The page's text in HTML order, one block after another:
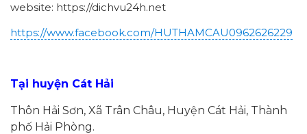
website: https://dichvu24h.net
https://www.facebook.com/HUTHAMCAU0962626229
Tại huyện Cát Hải
Thôn Hải Sơn, Xã Trân Châu, Huyện Cát Hải, Thành
phố Hải Phòng.